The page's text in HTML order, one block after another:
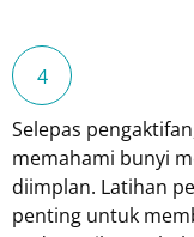
Selepas
memahami bunyi
diimplan. Latihan
penting untuk